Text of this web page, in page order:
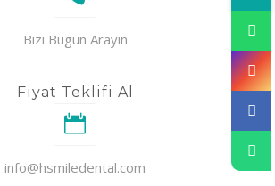
Bizi Bugün Arayın
Fiyat Teklifi Al
info@hsmiledental.com